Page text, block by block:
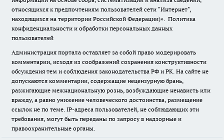
относящихся к предпочтениям пользователей сети "Интернет",
находящихся на территории Российской Федерации)». Политика
конфиденциальности и обработки персональных данных
пользователей
Администрация портала оставляет за собой право модерировать
комментарии, исходя из соображений сохранения конструктивности
обсуждения тем и соблюдения законодательства РФ и РК. На сайте не
допускаются комментарии, содержащие нецензурную брань,
разжигающие межнациональную рознь, возбуждающие ненависть или
вражду, а равно унижение человеческого достоинства, размещение
ссылок не по теме. IP-адреса пользователей, не соблюдающих эти
требования, могут быть переданы по запросу в надзорные и
правоохранительные органы.